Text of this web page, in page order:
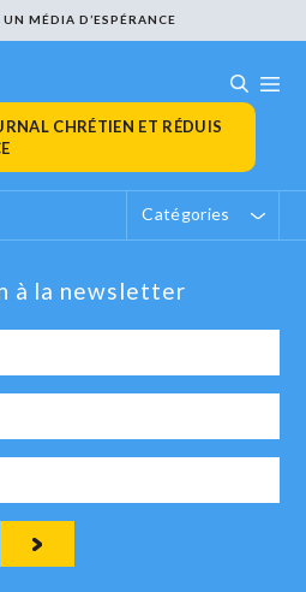
UN MÉDIA D’ESPÉRANCE
CHRÉTIEN ET RÉDUIS
Catégories
à la newsletter